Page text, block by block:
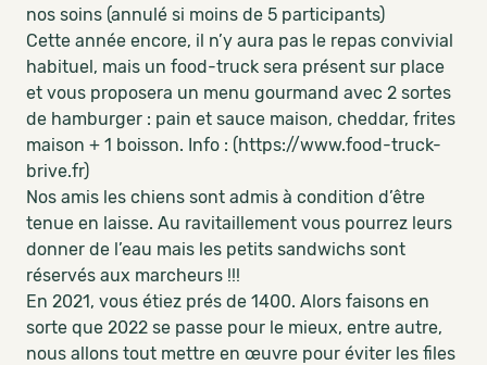
nos soins (annulé si moins de 5 participants)
Cette année encore, il n’y aura pas le repas convivial
habituel, mais un food-truck sera présent sur place
et vous proposera un menu gourmand avec 2 sortes
de hamburger : pain et sauce maison, cheddar, frites
maison + 1 boisson. Info : (https://www.food-truck-
brive.fr)
Nos amis les chiens sont admis à condition d’être
tenue en laisse. Au ravitaillement vous pourrez leurs
donner de l’eau mais les petits sandwichs sont
réservés aux marcheurs !!!
En 2021, vous étiez prés de 1400. Alors faisons en
sorte que 2022 se passe pour le mieux, entre autre,
nous allons tout mettre en œuvre pour éviter les files